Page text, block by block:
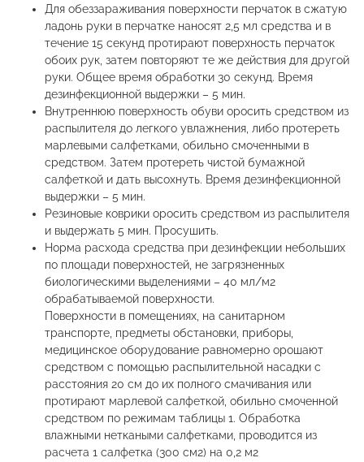
Для обеззараживания поверхности перчаток в сжатую
ладонь руки в перчатке наносят 2,5 мл средства и в
течение 15 секунд протирают поверхность перчаток
обоих рук, затем повторяют те же действия для другой
руки. Общее время обработки 30 секунд. Время
дезинфекционной выдержки – 5 мин.
Внутреннюю поверхность обуви оросить средством из
распылителя до легкого увлажнения, либо протереть
марлевыми салфетками, обильно смоченными в
средством. Затем протереть чистой бумажной
салфеткой и дать высохнуть. Время дезинфекционной
выдержки – 5 мин.
Резиновые коврики оросить средством из распылителя
и выдержать 5 мин. Просушить.
Норма расхода средства при дезинфекции небольших
по площади поверхностей, не загрязненных
биологическими выделениями – 40 мл/м2
обрабатываемой поверхности.
Поверхности в помещениях, на санитарном
транспорте, предметы обстановки, приборы,
медицинское оборудование равномерно орошают
средством с помощью распылительной насадки с
расстояния 20 см до их полного смачивания или
протирают марлевой салфеткой, обильно смоченной
средством по режимам таблицы 1. Обработка
влажными неткаными салфетками, проводится из
расчета 1 салфетка (300 см2) на 0,2 м2